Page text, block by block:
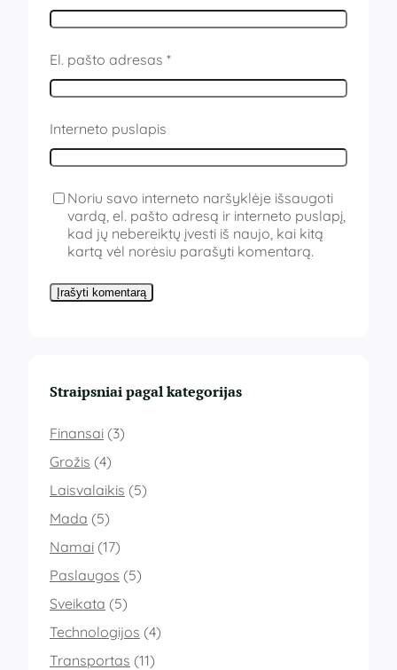
El. pašto adresas *
Interneto puslapis
Noriu savo interneto naršyklėje išsaugoti
vardą, el. pašto adresą ir interneto puslapį,
kad jų nebereiktų įvesti iš naujo, kai kitą
kartą vėl norėsiu parašyti komentarą.
Straipsniai pagal kategorijas
Finansai (3)
Grožis (4)
Laisvalaikis (5)
Mada (5)
Namai (17)
Paslaugos (5)
Sveikata (5)
Technologijos (4)
Transportas (11)